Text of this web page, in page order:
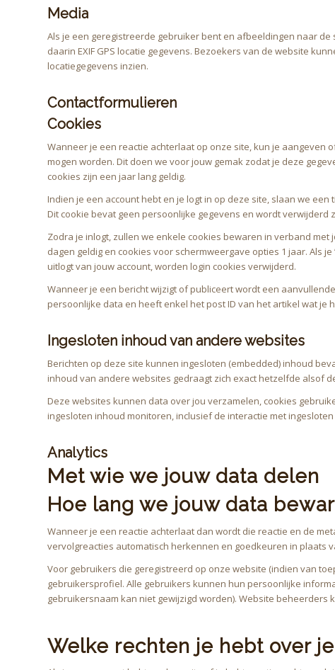
Media
Als je een geregistreerde gebruiker bent en afbeeldingen naar
daarin EXIF GPS locatie gegevens. Bezoekers van de website
locatiegegevens inzien.
Contactformulieren
Cookies
Wanneer je een reactie achterlaat op onze site, kun je aangeven
mogen worden. Dit doen we voor jouw gemak zodat je deze
cookies zijn een jaar lang geldig.
Indien je een account hebt en je logt in op deze site, slaan we
Dit cookie bevat geen persoonlijke gegevens en wordt verwijderd
Zodra je inlogt, zullen we enkele cookies bewaren in verband
dagen geldig en cookies voor schermweergave opties 1 jaar. Als
uitlogt van jouw account, worden login cookies verwijderd.
Wanneer je een bericht wijzigt of publiceert wordt een
persoonlijke data en heeft enkel het post ID van het artikel wat je
Ingesloten inhoud van andere websites
Berichten op deze site kunnen ingesloten (embedded) inhoud
inhoud van andere websites gedraagt zich exact hetzelfde alsof
Deze websites kunnen data over jou verzamelen, cookies
ingesloten inhoud monitoren, inclusief de interactie met
Analytics
Met wie we jouw data delen
Hoe lang we jouw data
Wanneer je een reactie achterlaat dan wordt die reactie en de
vervolgreacties automatisch herkennen en goedkeuren in plaats
Voor gebruikers die geregistreerd op onze website (indien van
gebruikersprofiel. Alle gebruikers kunnen hun persoonlijke
gebruikersnaam kan niet gewijzigd worden). Website
Welke rechten je hebt over